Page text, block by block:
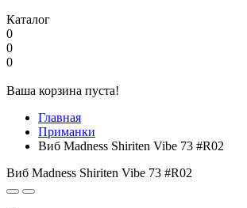
Каталог
0
0
0
Ваша корзина пуста!
Главная
Приманки
Виб Madness Shiriten Vibe 73 #R02
Виб Madness Shiriten Vibe 73 #R02